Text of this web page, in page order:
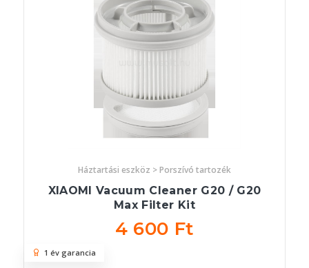
Háztartási eszköz > Porszívó tartozék
XIAOMI Vacuum Cleaner G20 / G20
Max Filter Kit
4 600 Ft
1 év garancia